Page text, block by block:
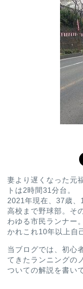
妻より遅くなった元
トは2時間31分台。
2021年現在、37歳、
高校まで野球部。そ
わゆる市民ランナー。
かれこれ10年以上自
当ブログでは、初心
てきたランニングの
ついての解説を書い